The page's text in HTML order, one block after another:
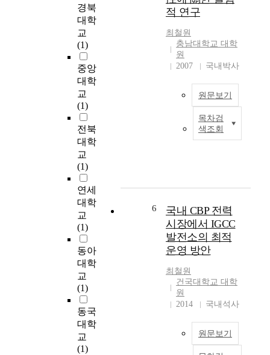
경북
대학
교
(1)
중앙
대학
교
(1)
전북
대학
교
(1)
연세
대학
교
(1)
동아
대학
교
(1)
동국
대학
교
(1)
치
적 연구
최철원
충남대학교 대학
원
2007
국내박사
원문보기
목차검
색조회
6
국내 CBP 전력
시장에서 IGCC
발전소의 최적
운영 방안
최철원
건국대학교 대학
원
2014
국내석사
원문보기